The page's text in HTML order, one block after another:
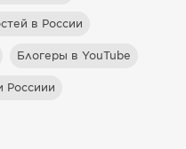
в России
Блогеры в YouTube
Россиии